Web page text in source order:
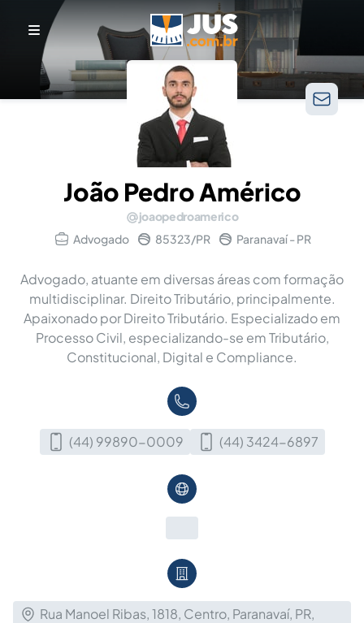
João Pedro Américo
joaopedroamerico
Advogado
85323/PR Paranavaí - PR
Advogado, atuante em diversas áreas com formação
multidisciplinar. Direito Tributário, principalmente.
Apaixonado por Direito Tributário. Especializado em
Processo Civil, especializando-se em Tributário,
Constitucional, Digital e Compliance.
(44) 99890-0009 (44) 3424-6897
Rua Manoel Ribas, 1818, Centro, Paranavaí, PR,